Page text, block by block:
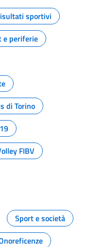
sportivi
e periferie
di Torino
FIBV
Sport e società